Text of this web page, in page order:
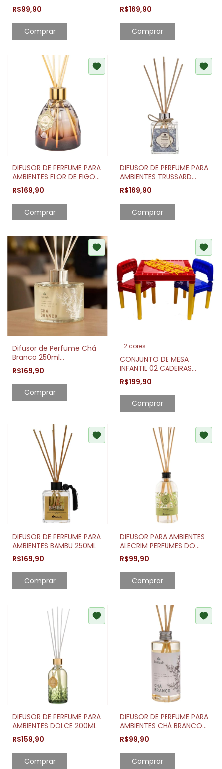
250ML
R$99,90
PERFUMES DO JARDIM
300ML
R$169,90
DIFUSOR DE PERFUME PARA
AMBIENTES FLOR DE FIGO
250ML
R$169,90
DIFUSOR DE PERFUME PARA
AMBIENTES TRUSSARD
250ML
R$169,90
Difusor de Perfume Chá
Branco 250ml
Sofisticação e Frescor
R$169,90
Comprar
2 cores
CONJUNTO DE MESA
INFANTIL 02 CADEIRAS
COLORIDO
R$199,90
Comprar
DIFUSOR DE PERFUME PARA
AMBIENTES BAMBU 250ML
R$169,90
DIFUSOR PARA AMBIENTES
ALECRIM PERFUMES DO
JARDIM 250ML
R$99,90
Comprar
DIFUSOR DE PERFUME PARA
AMBIENTES DOLCE 200ML
R$159,90
DIFUSOR DE PERFUME PARA
AMBIENTES CHÁ BRANCO
250ML
R$99,90
Comprar